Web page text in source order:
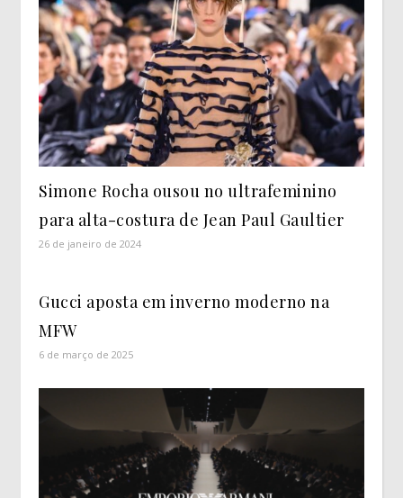
Simone Rocha ousou no ultrafeminino
para alta-costura de Jean Paul Gaultier
26 de janeiro de 2024
Gucci aposta em inverno moderno na
MFW
6 de março de 2025